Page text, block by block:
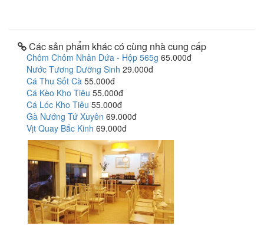
Các sản phẩm khác có cùng nhà cung cấp
Chôm Chôm Nhân Dứa - Hộp 565g 65.000đ
Nước Tương Dưỡng Sinh 29.000đ
Cá Thu Sốt Cà 55.000đ
Cá Kèo Kho Tiêu 55.000đ
Cá Lóc Kho Tiêu 55.000đ
Gà Nướng Tứ Xuyên 69.000đ
Vịt Quay Bắc Kinh 69.000đ